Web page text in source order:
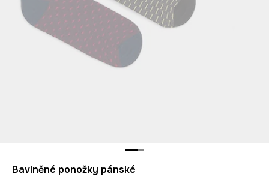
Bavlněné ponožky pánské